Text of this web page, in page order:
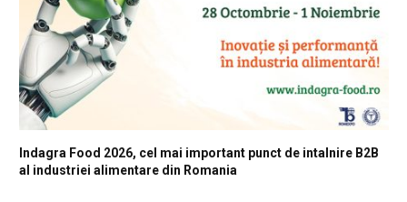
Indagra Food 2026, cel mai important punct de intalnire B2B
al industriei alimentare din Romania